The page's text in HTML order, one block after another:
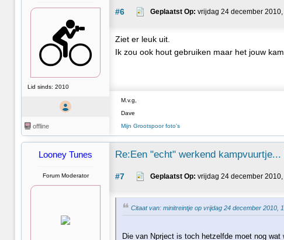
Lid sinds: 2010
offline
#6 Geplaatst Op: vrijdag 24 december
Ziet er leuk uit.
Ik zou ook hout gebruiken maar het jouw
M.v.g,
Dave
Mijn Grootspoor foto's
Looney Tunes
Forum Moderator
Re:Een "echt" werkend
#7 Geplaatst Op: vrijdag 24 december
Citaat van: minitreintje op vrijdag 24 december 2010,
Die van Nprject is toch hetzelfde moet nog